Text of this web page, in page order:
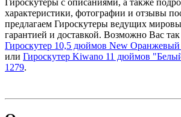
характеристики, фотографии и отзывы
предлагаем Гироскутеры ведущих
гарантией и доставкой. Возможно Вас
Гироскутер 10,5 дюймов New Оранжевый
или Гироскутер Kiwano 11 дюймов
1279.